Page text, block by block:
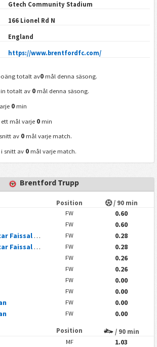
Gtech Community Stadium
166 Lionel Rd N
England
https://www.brentfordfc.com/
totalt av0 mål denna säsong.
totalt av 0 mål denna säsong.
0 min
ett mål varje 0 min
av 0 mål varje match.
i snitt av 0 mål varje match.
Brentford Trupp
Position / 90 min
FW
0.60
FW
0.60
Ouattara
FW
0.28
Ouattara
FW
0.28
FW
0.26
FW
0.26
FW
0.00
FW
0.00
FW
0.00
FW 0.00
Position / 90 min
MF
1.03